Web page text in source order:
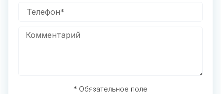
* Обязательное поле